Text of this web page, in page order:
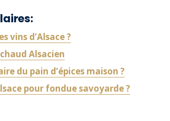
vins d’Alsace ?
Alsacien
du pain d’épices maison ?
pour fondue savoyarde ?